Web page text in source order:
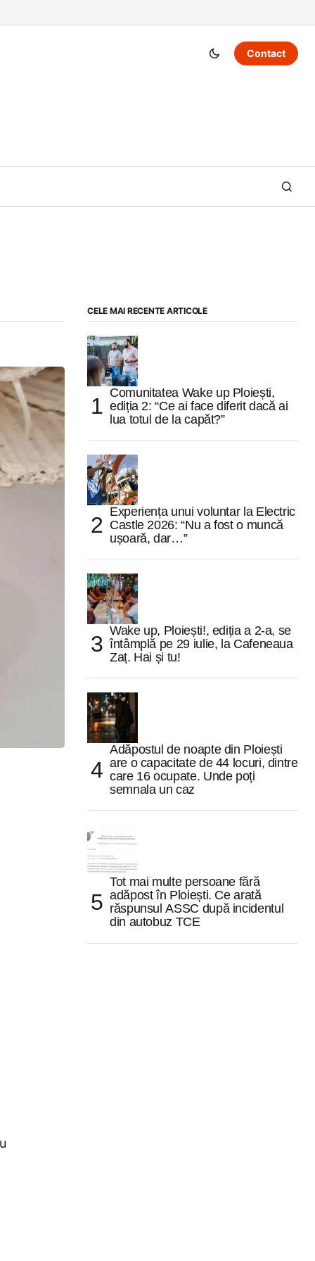
Contact
CELE MAI RECENTE ARTICOLE
Comunitatea Wake up Ploiești,
ediția 2: “Ce ai face diferit dacă ai
lua totul de la capăt?”
Experiența unui voluntar la Electric
Castle 2026: “Nu a fost o muncă
ușoară, dar…”
Wake up, Ploiești!, ediția a 2-a, se
întâmplă pe 29 iulie, la Cafeneaua
Zaț. Hai și tu!
Adăpostul de noapte din Ploiești
are o capacitate de 44 locuri, dintre
care 16 ocupate. Unde poți
semnala un caz
Tot mai multe persoane fără
adăpost în Ploiești. Ce arată
răspunsul ASSC după incidentul
din autobuz TCE